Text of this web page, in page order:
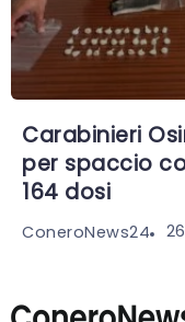
Carabinieri
per spaccio
164 dosi
ConeroNews24